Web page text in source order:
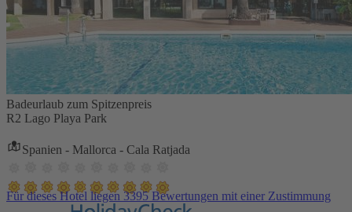
Badeurlaub zum Spitzenpreis
R2 Lago Playa Park
Spanien - Mallorca - Cala Ratjada
Für dieses Hotel liegen 3395 Bewertungen mit einer Zustimmung